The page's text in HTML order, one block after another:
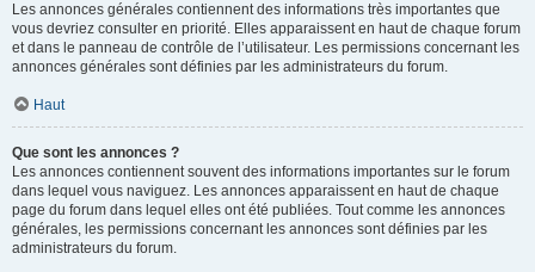
Les annonces générales contiennent des informations très importantes que
vous devriez consulter en priorité. Elles apparaissent en haut de chaque forum
et dans le panneau de contrôle de l’utilisateur. Les permissions concernant les
annonces générales sont définies par les administrateurs du forum.
Haut
Que sont les annonces ?
Les annonces contiennent souvent des informations importantes sur le forum
dans lequel vous naviguez. Les annonces apparaissent en haut de chaque
page du forum dans lequel elles ont été publiées. Tout comme les annonces
générales, les permissions concernant les annonces sont définies par les
administrateurs du forum.